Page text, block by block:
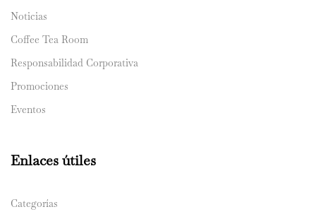
Noticias
Coffee Tea Room
Responsabilidad Corporativa
Promociones
Eventos
Enlaces útiles
Categorías